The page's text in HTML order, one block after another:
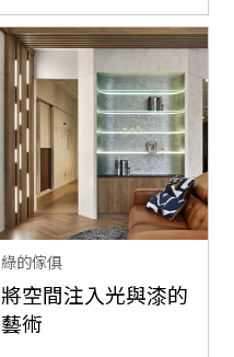
綠的傢俱
將空間注入光與漆的
藝術